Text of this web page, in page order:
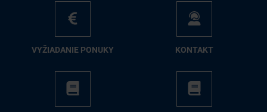
VY­ŽIA­DA­NIE PO­NU­KY KON­TAKT